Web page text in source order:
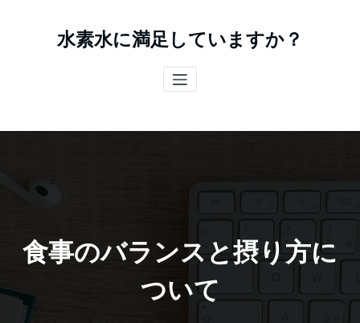
キ
水素水に満足していますか？
食事のバランスと摂り方に
ついて